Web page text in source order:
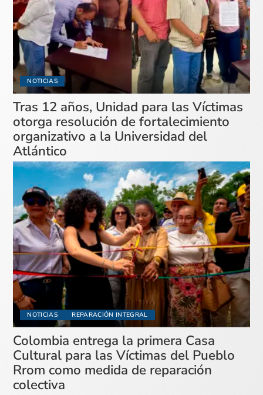
NOTICIAS
Tras 12 años, Unidad para las Víctimas
otorga resolución de fortalecimiento
organizativo a la Universidad del
Atlántico
NOTICIAS REPARACIÓN INTEGRAL
Colombia entrega la primera Casa
Cultural para las Víctimas del Pueblo
Rrom como medida de reparación
colectiva